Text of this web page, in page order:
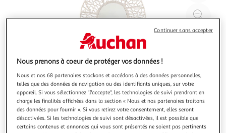
à
Illustration
précédente
Illustration
suivante
Nous prenons à coeur de protéger vos données !
Nous et nos 68 partenaires stockons et accédons à des données personnelles,
telles que des données de navigation ou des identifiants uniques, sur votre
appareil. Si vous sélectionnez "J'accepte", les technologies de suivi prendront en
charge les finalités affichées dans la section « Nous et nos partenaires traitons
des données pour fournir ». Si vous retirez votre consentement, elles seront
désactivées. Si les technologies de suivi sont désactivées, il est possible que
certains contenus et annonces qui vous sont présentés ne soient pas pertinents
Continuer sans accepter